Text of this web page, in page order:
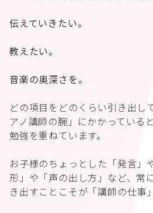
伝えていきたい。
教えたい。
音楽の奥深さを。
どの項目をどのくらい引き出し
アノ講師の腕」にかかっている
勉強を重ねています。
お子様のちょっとした「発言」
形」や「声の出し方」など、常
き出すことこそが「講師の仕事